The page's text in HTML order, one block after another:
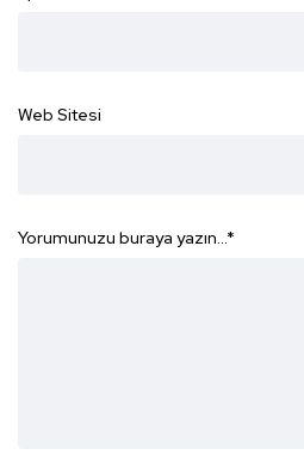
Web Sitesi
Yorumunuzu buraya yazın...*